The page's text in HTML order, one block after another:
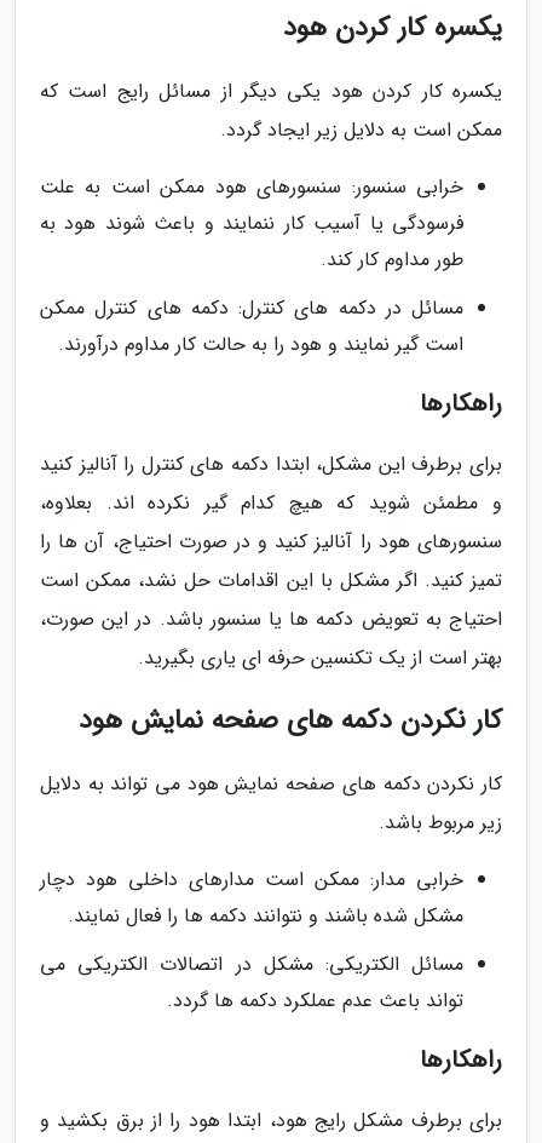
یکسره کار کردن هود
یکسره کار کردن هود یکی دیگر از مسائل رایج است که
ممکن است به دلایل زیر ایجاد گردد.
خرابی سنسور: سنسورهای هود ممکن است به علت
فرسودگی یا آسیب کار ننمایند و باعث شوند هود به
طور مداوم کار کند.
مسائل در دکمه های کنترل: دکمه های کنترل ممکن
است گیر نمایند و هود را به حالت کار مداوم درآورند.
راهکارها
برای برطرف این مشکل، ابتدا دکمه های کنترل را آنالیز کنید
و مطمئن شوید که هیچ کدام گیر نکرده اند. بعلاوه،
سنسورهای هود را آنالیز کنید و در صورت احتیاج، آن ها را
تمیز کنید. اگر مشکل با این اقدامات حل نشد، ممکن است
احتیاج به تعویض دکمه ها یا سنسور باشد. در این صورت،
بهتر است از یک تکنسین حرفه ای یاری بگیرید.
کار نکردن دکمه های صفحه نمایش هود
کار نکردن دکمه های صفحه نمایش هود می تواند به دلایل
زیر مربوط باشد.
خرابی مدار: ممکن است مدارهای داخلی هود دچار
مشکل شده باشند و نتوانند دکمه ها را فعال نمایند.
مسائل الکتریکی: مشکل در اتصالات الکتریکی می
تواند باعث عدم عملکرد دکمه ها گردد.
راهکارها
برای برطرف مشکل رایج هود، ابتدا هود را از برق بکشید و